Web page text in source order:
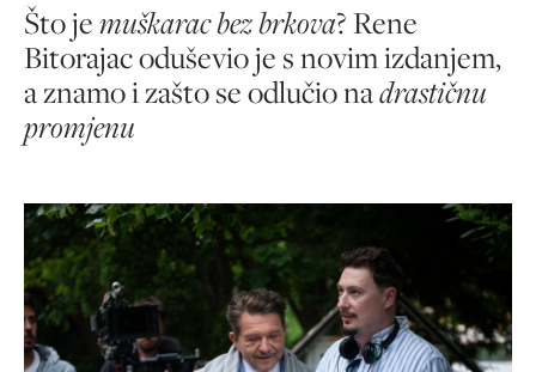
Što jemuškarac bez brkova? Rene
Bitorajac oduševio je s novim izdanjem,
a znamo i zašto se odlučio nadrastičnu
promjenu